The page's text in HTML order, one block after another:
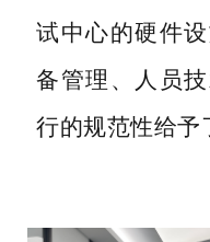
试中心的硬件
备管理、人员
行的规范性给予